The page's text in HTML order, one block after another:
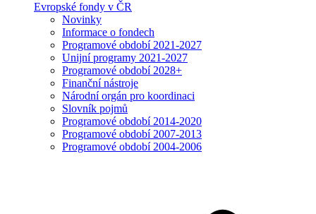
Evropské fondy v ČR
Novinky
Informace o fondech
Programové období 2021-2027
Unijní programy 2021-2027
Programové období 2028+
Finanční nástroje
Národní orgán pro koordinaci
Slovník pojmů
Programové období 2014-2020
Programové období 2007-2013
Programové období 2004-2006